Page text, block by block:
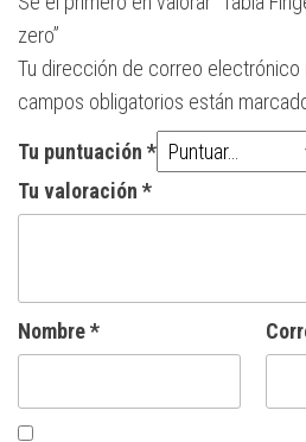
zero”
Tu dirección de correo electrónico
campos obligatorios están
Tu puntuación *
Tu valoración *
Nombre*